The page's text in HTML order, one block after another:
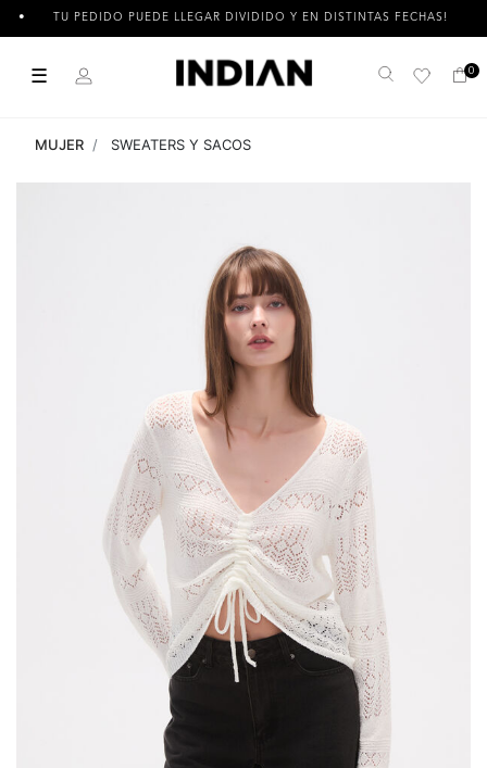
TU PEDIDO PUEDE LLEGAR DIVIDIDO Y EN DISTINTAS FECHAS!
☰ Buscar 0
MUJER SWEATERS Y SACOS